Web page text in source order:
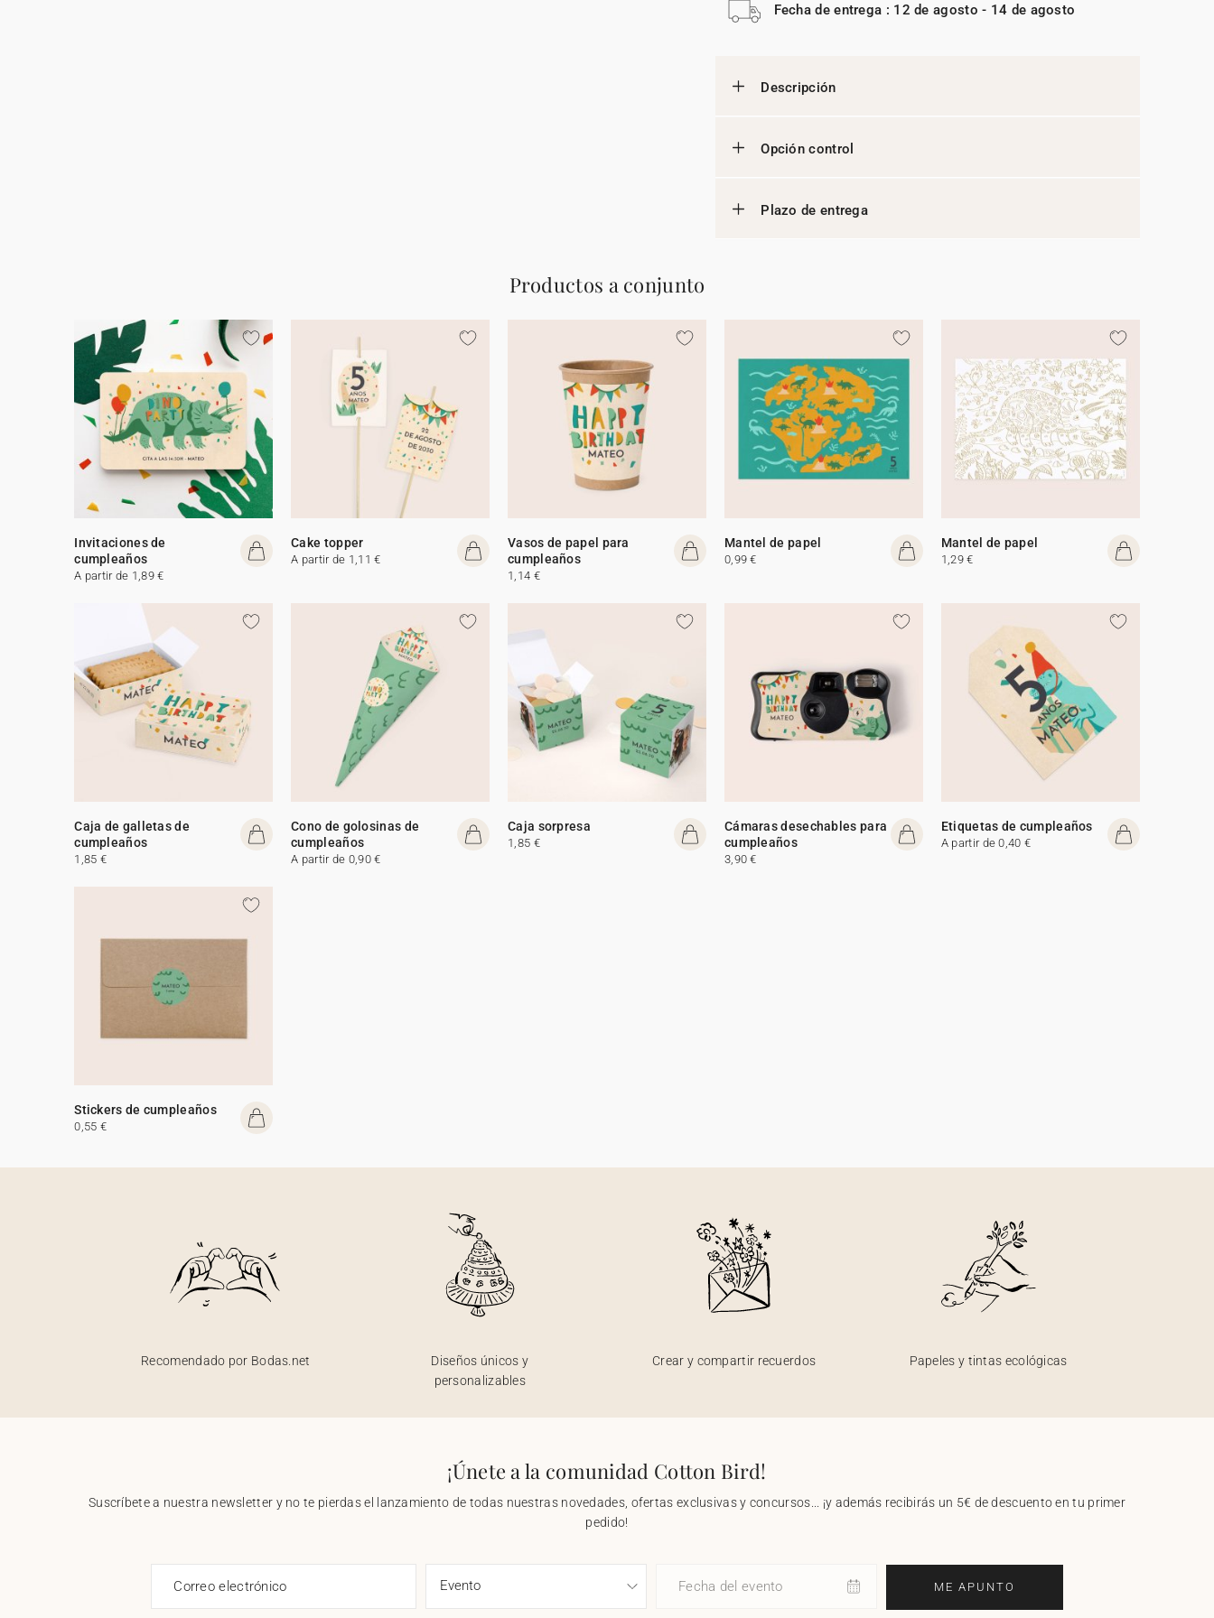
Fecha de entrega : 12 de agosto - 14 de agosto
Descripción
Opción control
Plazo de entrega
Productos a conjunto
Invitaciones de
cumpleaños
A partir de 1,89 €
Cake topper
A partir de 1,11 €
Vasos de papel para
cumpleaños
1,14 €
Mantel de papel
0,99 €
Mantel de papel
1,29 €
Caja de galletas de
cumpleaños
1,85 €
Cono de golosinas de
cumpleaños
A partir de 0,90 €
Caja sorpresa
1,85 €
Cámaras desechables para
cumpleaños
3,90 €
Etiquetas de cumpleaños
A partir de 0,40 €
Stickers de cumpleaños
0,55 €
Recomendado por Bodas.net
Diseños únicos y
personalizables
Crear y compartir recuerdos Papeles y tintas ecológicas
¡Únete a la comunidad Cotton Bird!
Suscríbete a nuestra newsletter y no te pierdas el lanzamiento de todas nuestras novedades, ofertas exclusivas y concursos... ¡y además recibirás un 5€ de descuento en tu primer
pedido!
Correo electrónico Fecha del evento ME APUNTO